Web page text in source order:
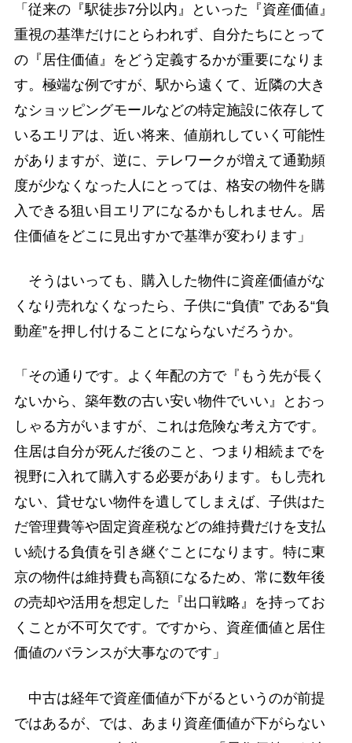
「従来の『駅徒歩7分以内』といった『資産価値』
重視の基準だけにとらわれず、自分たちにとって
の『居住価値』をどう定義するかが重要になりま
す。極端な例ですが、駅から遠くて、近隣の大き
なショッピングモールなどの特定施設に依存して
いるエリアは、近い将来、値崩れしていく可能性
がありますが、逆に、テレワークが増えて通勤頻
度が少なくなった人にとっては、格安の物件を購
入できる狙い目エリアになるかもしれません。居
住価値をどこに見出すかで基準が変わります」
そうはいっても、購入した物件に資産価値がな
くなり売れなくなったら、子供に“負債” である“負
動産”を押し付けることにならないだろうか。
「その通りです。よく年配の方で『もう先が長く
ないから、築年数の古い安い物件でいい』とおっ
しゃる方がいますが、これは危険な考え方です。
住居は自分が死んだ後のこと、つまり相続までを
視野に入れて購入する必要があります。もし売れ
ない、貸せない物件を遺してしまえば、子供はた
だ管理費等や固定資産税などの維持費だけを支払
い続ける負債を引き継ぐことになります。特に東
京の物件は維持費も高額になるため、常に数年後
の売却や活用を想定した『出口戦略』を持ってお
くことが不可欠です。ですから、資産価値と居住
価値のバランスが大事なのです」
中古は経年で資産価値が下がるというのが前提
ではあるが、では、あまり資産価値が下がらない